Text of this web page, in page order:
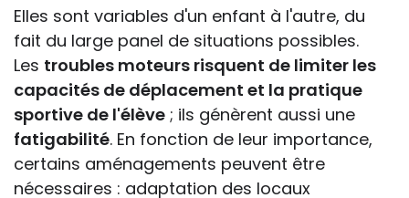
Elles sont variables d'un enfant à l'autre, du
fait du large panel de situations possibles.
Les troubles moteurs risquent de limiter les
capacités de déplacement et la pratique
sportive de l'élève ; ils génèrent aussi une
fatigabilité. En fonction de leur importance,
certains aménagements peuvent être
nécessaires : adaptation des locaux